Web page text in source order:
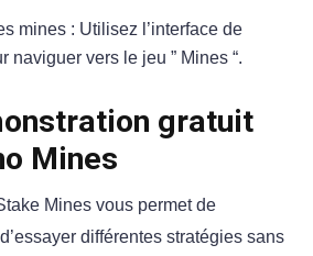
mines : Utilisez l’interface de
naviguer vers le jeu ” Mines “.
gratuit
Mines
Mines vous permet de
différentes stratégies sans